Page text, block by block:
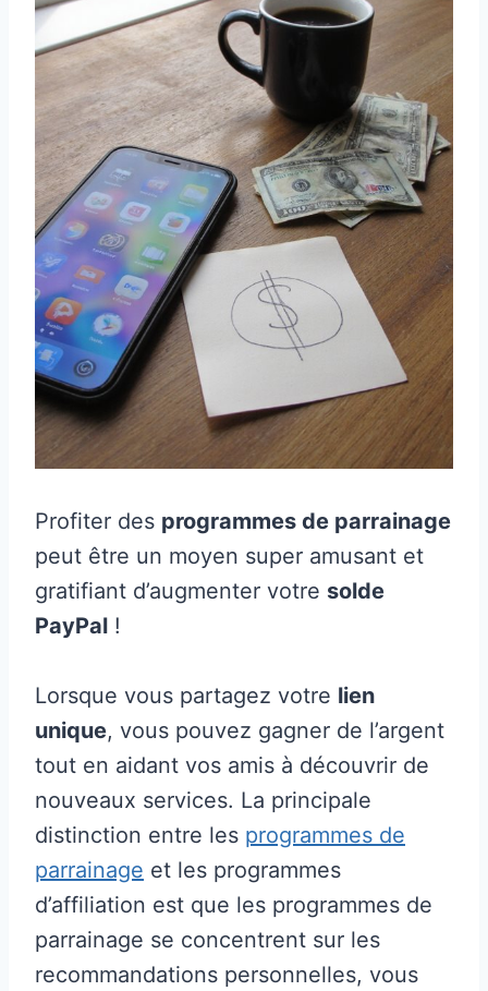
Profiter des programmes de parrainage
peut être un moyen super amusant et
gratifiant d’augmenter votre solde
PayPal !
Lorsque vous partagez votre lien
unique, vous pouvez gagner de l’argent
tout en aidant vos amis à découvrir de
nouveaux services. La principale
distinction entre les programmes de
parrainage et les programmes
d’affiliation est que les programmes de
parrainage se concentrent sur les
recommandations personnelles, vous